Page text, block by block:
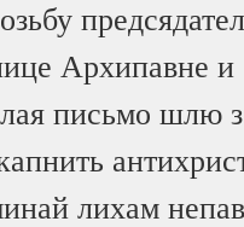
Архипавне
письмо шлю
лихам